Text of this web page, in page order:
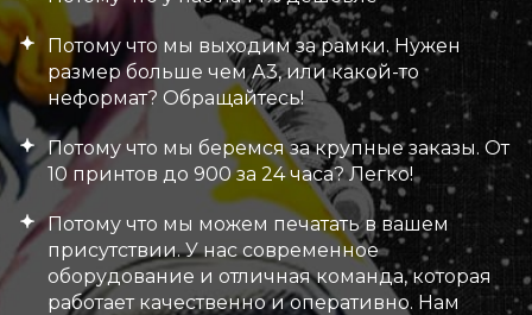
Потому что мы выходим за рамки. Нужен
размер больше чем А3, или какой-то
неформат? Обращайтесь!
Потому что мы беремся за крупные заказы. От
10 принтов до 900 за 24 часа? Легко!
Потому что мы можем печатать в вашем
присутствии. У нас современное
оборудование и отличная команда, которая
работает качественно и оперативно. Нам